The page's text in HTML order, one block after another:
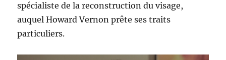
spécialiste de la reconstruction du visage,
auquel Howard Vernon prête ses traits
particuliers.